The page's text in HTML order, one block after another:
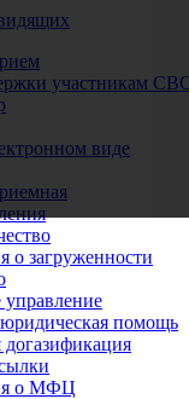
участникам
виде
о загруженности
юридическая помощь
о МФЦ